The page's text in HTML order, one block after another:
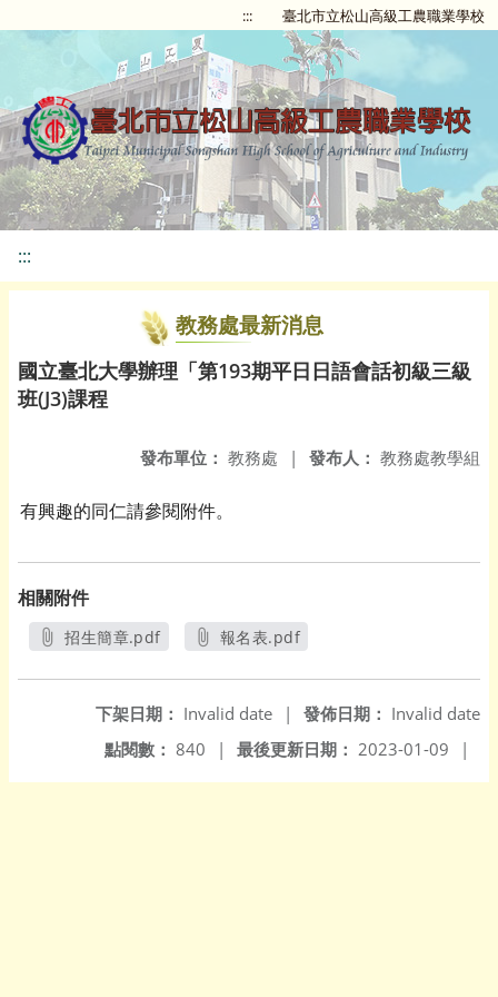
::: 臺北市立松山高級工農職業學校
:::
教務處最新消息
國立臺北大學辦理「第193期平日日語會話初級三級
班(J3)課程
發布人： 教務處教學組
發布單位： 教務處 |
有興趣的同仁請參閱附件。
相關附件
招生簡章.pdf
報名表.pdf
發佈日期： Invalid date
下架日期： Invalid date
|
最後更新日期： 2023-01-09 |
點閱數： 840 |